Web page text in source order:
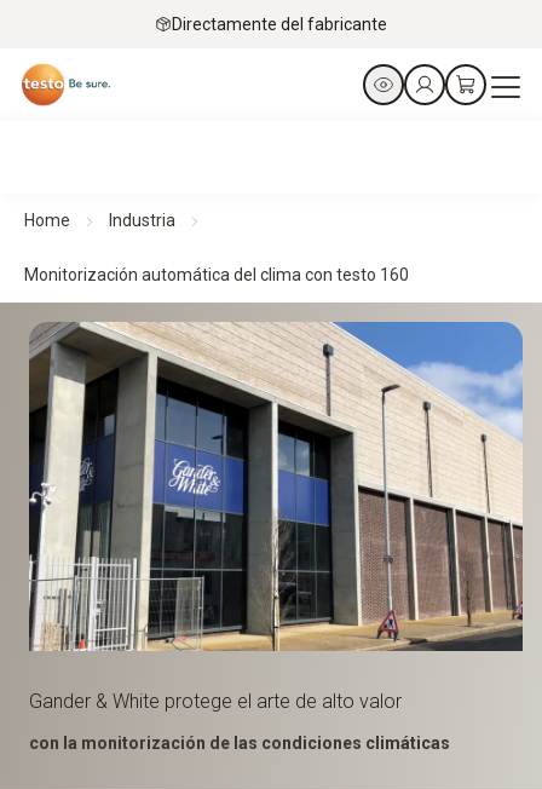
Directamente del fabricante
Home Industria
Monitorización automática del clima con testo 160
Gander & White protege el arte de alto valor
con la monitorización de las condiciones climáticas